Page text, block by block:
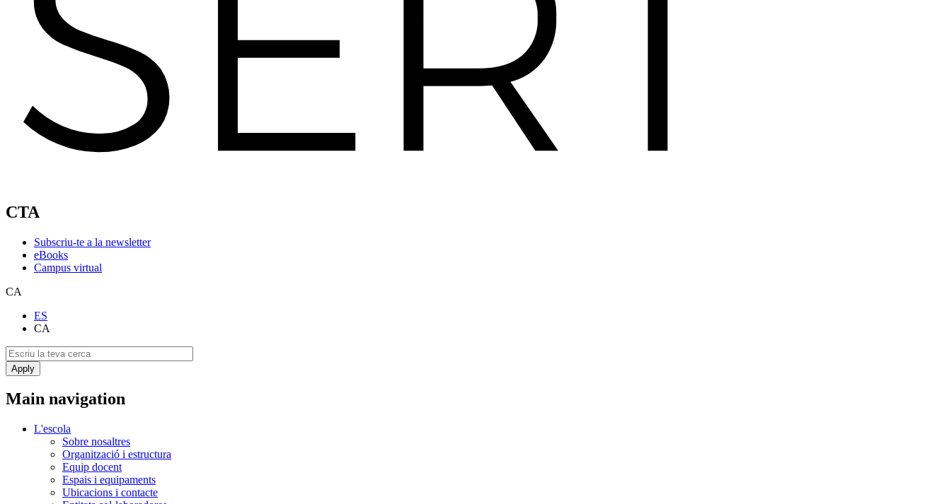
CTA
Subscriu-te a la newsletter
eBooks
Campus virtual
CA
ES
CA
Main navigation
L'escola
Sobre nosaltres
Organització i estructura
Equip docent
Espais i equipaments
Ubicacions i contacte